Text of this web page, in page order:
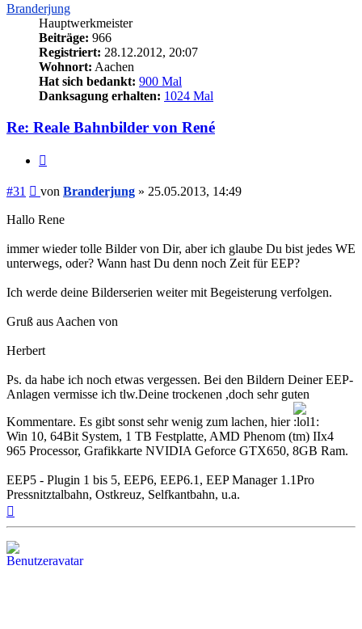
Branderjung
Hauptwerkmeister
Beiträge: 966
Registriert: 28.12.2012, 20:07
Wohnort: Aachen
Hat sich bedankt: 900 Mal
Danksagung erhalten: 1024 Mal
Re: Reale Bahnbilder von René
#31 Beitrag
von Branderjung » 25.05.2013, 14:49
Hallo Rene
immer wieder tolle Bilder von Dir, aber ich glaube Du bist jedes WE
unterwegs, oder? Wann hast Du denn noch Zeit für EEP?
Ich werde deine Bilderserien weiter mit Begeisterung verfolgen.
Gruß aus Aachen von
Herbert
Ps. da habe ich noch etwas vergessen. Bei den Bildern Deiner EEP-
Anlagen vermisse ich tlw.Deine trockenen ,doch sehr guten
Kommentare. Es gibt sonst sehr wenig zum lachen, hier
Win 10, 64Bit System, 1 TB Festplatte, AMD Phenom (tm) IIx4
965 Processor, Grafikkarte NVIDIA Geforce GTX650, 8GB Ram.
EEP5 - Plugin 1 bis 5, EEP6, EEP6.1, EEP Manager 1.1Pro
Pressnitztalbahn, Ostkreuz, Selfkantbahn, u.a.